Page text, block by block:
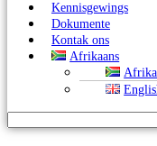
Kennisgewings
Dokumente
Kontak ons
Afrikaans